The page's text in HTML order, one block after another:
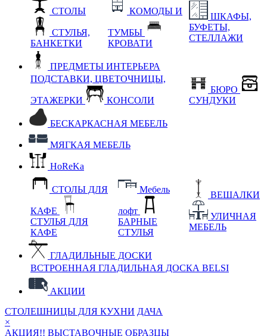
СТОЛЫ
СТУЛЬЯ,
БАНКЕТКИ
КОМОДЫ И
ТУМБЫ
КРОВАТИ
ШКАФЫ,
БУФЕТЫ,
СТЕЛЛАЖИ
ПРЕДМЕТЫ ИНТЕРЬЕРА
ПОДСТАВКИ, ЦВЕТОЧНИЦЫ,
ЭТАЖЕРКИ КОНСОЛИ
БЮРО
СУНДУКИ
БЕСКАРКАСНАЯ МЕБЕЛЬ
МЯГКАЯ МЕБЕЛЬ
HoReKa
СТОЛЫ ДЛЯ
КАФЕ
СТУЛЬЯ ДЛЯ
КАФЕ
Мебель
лофт
БАРНЫЕ
СТУЛЬЯ
ВЕШАЛКИ
УЛИЧНАЯ
МЕБЕЛЬ
ГЛАДИЛЬНЫЕ ДОСКИ
ВСТРОЕННАЯ ГЛАДИЛЬНАЯ ДОСКА BELSI
АКЦИИ
СТОЛЕШНИЦЫ ДЛЯ КУХНИ ДАЧА
×
АКЦИЯ!! ВЫСТАВОЧНЫЕ ОБРАЗЦЫ